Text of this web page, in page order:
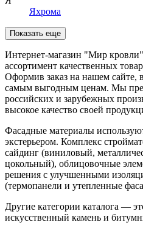
Яхрома
Показать еще
Интернет-магазин "Мир
ассортимент качественных
Оформив заказ на нашем сайте,
самым выгодным ценам. Мы
российских и зарубежных
высокое качество своей
Фасадные материалы
экстерьером. Комплекс
сайдинг (виниловый,
цокольный), облицовочные
решения с улучшенными
(термопанели и утепленные
Другие категории каталога —
искусственный камень и